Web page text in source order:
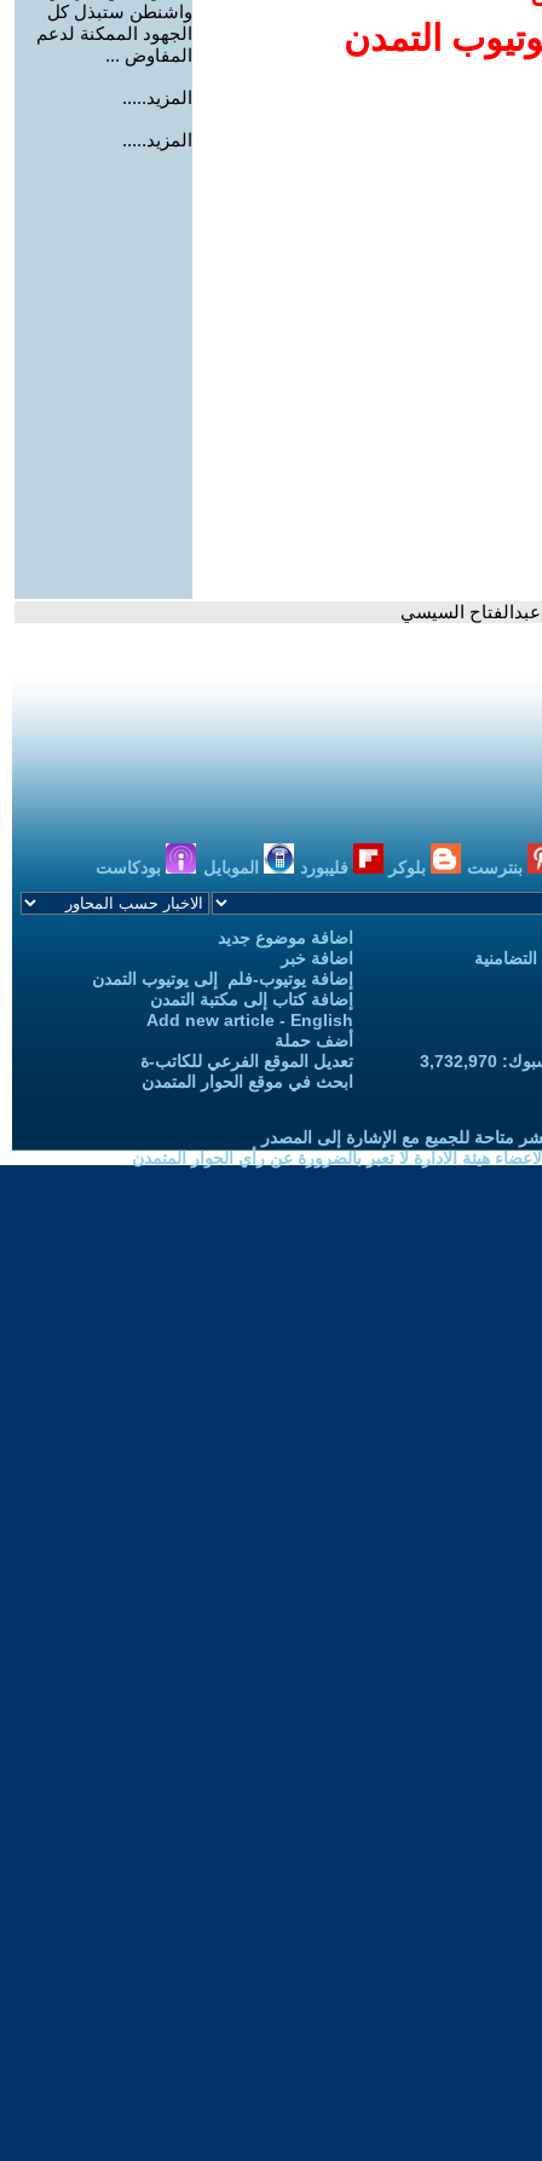
التمدن
واشنطن ستبذل كل
الجهود الممكنة لدعم
المفاوض ...
المزيد.....
المزيد.....
السيسي
بنترست بلوكر فليبورد الموبايل بودكاست
اضافة موضوع جديد
اضافة خبر
إضافة يوتيوب-فلم إلى يوتيوب التمدن
إضافة كتاب إلى مكتبة التمدن
Add new article - English
أضف حملة
تعديل الموقع الفرعي للكاتب-ة
ابحث في موقع الحوار المتمدن
متاحة للجميع مع الإشارة إلى المصدر
هيئة الادارة لا تعبر بالضرورة عن رأي الحوار المتمدن